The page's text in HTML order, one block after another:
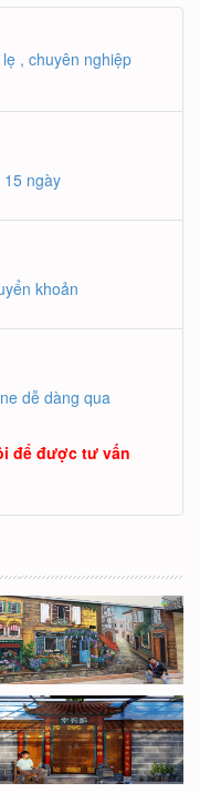
, chuyên nghiệp
ngày
khoản
dễ dàng qua
để được tư vấn